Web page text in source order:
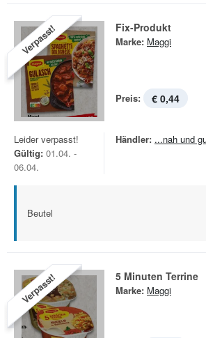
Verpasst! Fix-Produkt
Marke: Maggi
Preis: € 0,44
Leider verpasst!
Gültig: 01.04. -
06.04.
Händler: ...nah und
Beutel
Verpasst! 5 Minuten Terrine
Marke: Maggi